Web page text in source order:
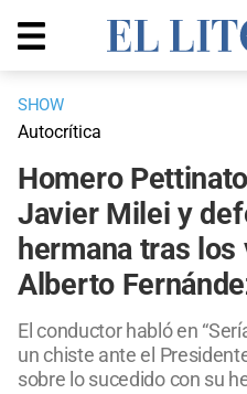
SHOW
Autocrítica
Homero
Javier Milei y
hermana tras
Alberto
El conductor habló en
un chiste ante el
sobre lo sucedido con su